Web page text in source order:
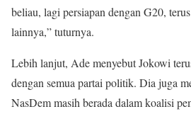
beliau, lagi persiapan dengan G20,
lainnya,” tuturnya.
Lebih lanjut, Ade menyebut Jokowi
dengan semua partai politik. Dia juga
NasDem masih berada dalam koalisi